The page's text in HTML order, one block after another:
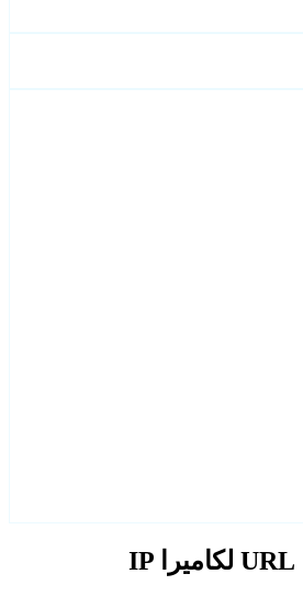
دليل إعداد عنوان URL لكاميرا IP